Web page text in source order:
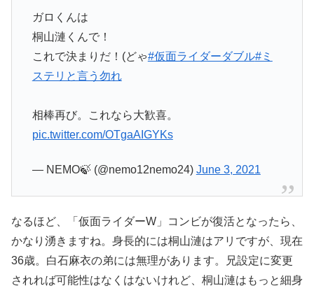
ガロくんは
桐山漣くんで！
これで決まりだ！(どゃ#仮面ライダーダブル#ミ
ステリと言う勿れ
相棒再び。これなら大歓喜。
pic.twitter.com/OTgaAIGYKs
— NEMO🍃 (@nemo12nemo24) June 3, 2021
なるほど、「仮面ライダーW」コンビが復活となったら、
かなり湧きますね。身長的には桐山漣はアリですが、現在
36歳。白石麻衣の弟には無理があります。兄設定に変更
されれば可能性はなくはないけれど、桐山漣はもっと細身